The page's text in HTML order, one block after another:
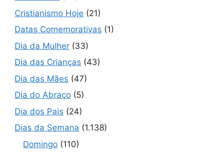
Cristianismo Hoje (21)
Datas Comemorativas (1)
Dia da Mulher (33)
Dia das Crianças (43)
Dia das Mães (47)
Dia do Abraço (5)
Dia dos Pais (24)
Dias da Semana (1.138)
Domingo (110)